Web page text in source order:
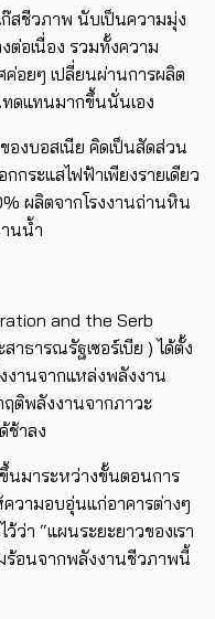
สชีวภาพ นับเป็นความมุ่ง
อเนื่อง รวมทั้งความ
อยๆ เปลี่ยนผ่านการผลิต
ดแทนมากขึ้นนั่นเอง
งบอสเนีย คิดเป็นสัดส่วน
กระแสไฟฟ้าเพียงรายเดียว
ผลิตจากโรงงานถ่านหิน
นน้ำ
and the Serb
ธารณรัฐเซอร์เบีย ) ได้ตั้ง
านจากแหล่งพลังงาน
ติพลังงานจากภาวะ
ช้าลง
นมาระหว่างขั้นตอนการ
วามอบอุ่นแก่อาคารต่างๆ
ว่า “แผนระยะยาวของเรา
ร้อนจากพลังงานชีวภาพนี้​​